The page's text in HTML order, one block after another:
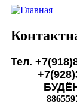
Перейти к
Тел.